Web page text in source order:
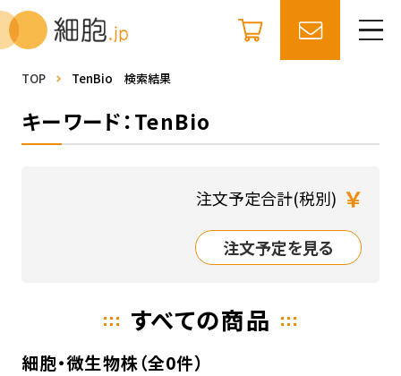
TOP TenBio 検索結果
キーワード：TenBio
注文予定合計(税別) ￥
注文予定を見る
すべての商品
細胞・微生物株（全0件）